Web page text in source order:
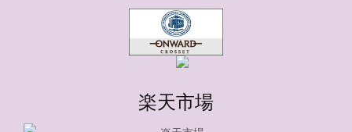
楽天市場